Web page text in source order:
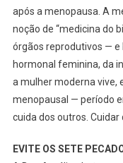
após a menopausa. A
noção de “medicina do
órgãos reprodutivos — e
hormonal feminina, da
a mulher moderna vive,
menopausal — período
cuida dos outros.
EVITE OS SETE